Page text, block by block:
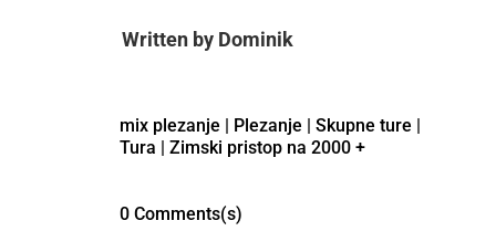
Written by Dominik
mix plezanje | Plezanje | Skupne ture |
Tura | Zimski pristop na 2000 +
0 Comments(s)